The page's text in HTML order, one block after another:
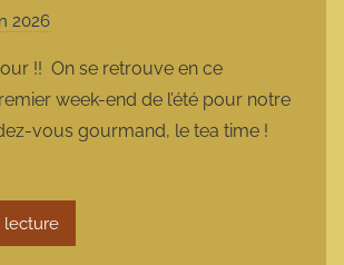
2026
r
m
a
o
t
!! On se retrouve en ce
week-end de l’été pour notre
vous gourmand, le tea time !
lecture